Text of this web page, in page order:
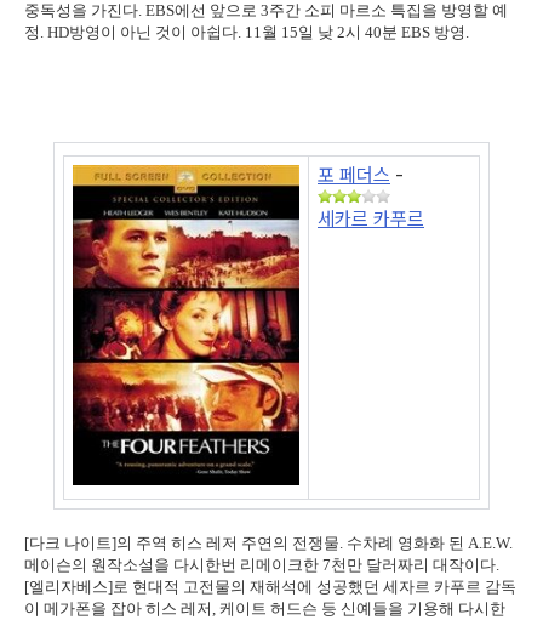
중독성을 가진다. EBS에선 앞으로 3주간 소피 마르소 특집을 방영할 예
정. HD방영이 아닌 것이 아쉽다. 11월 15일 낮 2시 40분 EBS 방영.
포 페더스 -
세카르 카푸르
[다크 나이트]의 주역 히스 레저 주연의 전쟁물. 수차례 영화화 된 A.E.W.
메이슨의 원작소설을 다시한번 리메이크한 7천만 달러짜리 대작이다.
[엘리자베스]로 현대적 고전물의 재해석에 성공했던 세자르 카푸르 감독
이 메가폰을 잡아 히스 레저, 케이트 허드슨 등 신예들을 기용해 다시한